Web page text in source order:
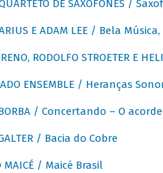
DE SAXOFONES /
E ADAM LEE / Bela
RODOLFO STROETER E
ENSEMBLE / Heranças
/ Concertando – O
/ Bacia do Cobre
MAICÉ / Maicé Brasil